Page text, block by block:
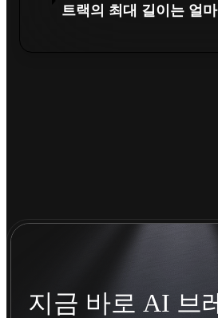
트랙의 최대 길이는 얼
지금 바로 AI 브